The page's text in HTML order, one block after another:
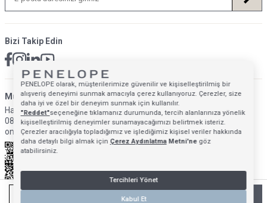
TÜKENDI - GELINCE HABER VER
Bizi Takip Edin
Müsteri Hizmetleri İletişim Adresi
Hafta İçi: 09:00 - 18:00
0850 640 1993
onlinedestek@penelopebedroom.com
PENELOPE olarak, müşterilerimize güvenilir ve kişiselleştirilmiş bir
alışveriş deneyimi sunmak amacıyla çerez kullanıyoruz. Çerezler, size
daha iyi ve özel bir deneyim sunmak için kullanılır.
"Reddet"seçeneğine tıklamanız durumunda, tercih alanlarınıza yönelik
kişiselleştirilmiş deneyimler sunamayacağımızı belirtmek isteriz.
Çerezler aracılığıyla topladığımız ve işlediğimiz kişisel veriler hakkında
daha detaylı bilgi almak için Çerez AydınlatmaMetni'negöz
atabilirsiniz.
Tercihleri Yönet
Kabul Et